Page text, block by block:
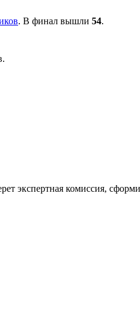
. В финал вышли 54.
экспертная комиссия,